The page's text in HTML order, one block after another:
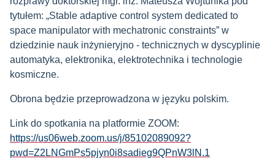
tytułem: „Stable adaptive control system dedicated to
space manipulator with mechatronic constraints” w
dziedzinie nauk inżynieryjno - technicznych w dyscyplinie
automatyka, elektronika, elektrotechnika i technologie
kosmiczne.
Obrona będzie przeprowadzona w języku polskim.
Link do spotkania na platformie ZOOM:
https://us06web.zoom.us/j/85102089092?
pwd=Z2LNGmPs5pjyn0i8sadieg9QPnW3lN.1